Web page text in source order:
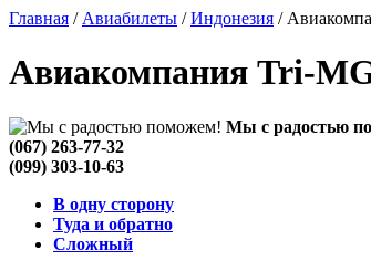
Главная / Авиабилеты /Индонезия /
Авиакомпания Tri-
Мы с радостью
(067) 263-77-32
(099) 303-10-63
В одну сторону
Туда и обратно
Сложный